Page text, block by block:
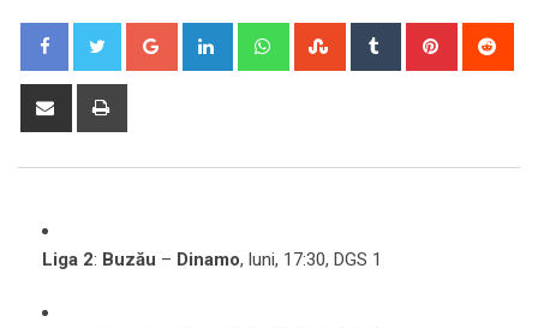
Google+ LinkedIn WhatsappStumbleUpon
Tumblr Pinterest
Share
Liga 2: Buzău – Dinamo, luni, 17:30, DGS 1